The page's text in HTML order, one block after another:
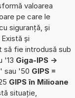
valoarea
pe care le
siguranță, și
și
să fie introdusă sub
'13 Giga-IPS ->
' sau '50 GIPS =
GIPS în Milioane
situație,